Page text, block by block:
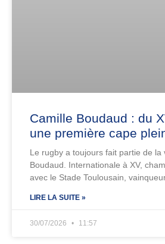
Camille Boudaud : du
une première cape
Le rugby a toujours fait partie de la
Boudaud. Internationale à XV,
avec le Stade Toulousain,
LIRE LA SUITE »
30/07/2026 11:57